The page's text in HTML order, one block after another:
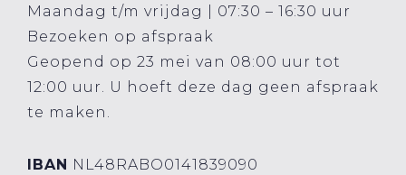
Maandag t/m vrijdag | 07:30 – 16:30 uur
Bezoeken op afspraak
Geopend op 23 mei van 08:00 uur tot
12:00 uur. U hoeft deze dag geen afspraak
te maken.
IBAN NL48RABO0141839090